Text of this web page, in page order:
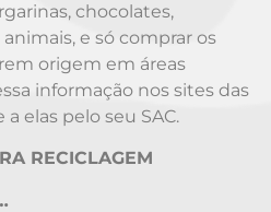
chocolates,
e só comprar os
origem em áreas
informação nos sites das
elas pelo seu SAC.
RECICLAGEM